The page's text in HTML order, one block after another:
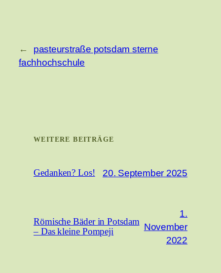
←
pasteurstraße potsdam sterne
fachhochschule
WEITERE BEITRÄGE
Gedanken? Los! 20. September 2025
Römische Bäder in Potsdam
– Das kleine Pompeji
1.
November
2022